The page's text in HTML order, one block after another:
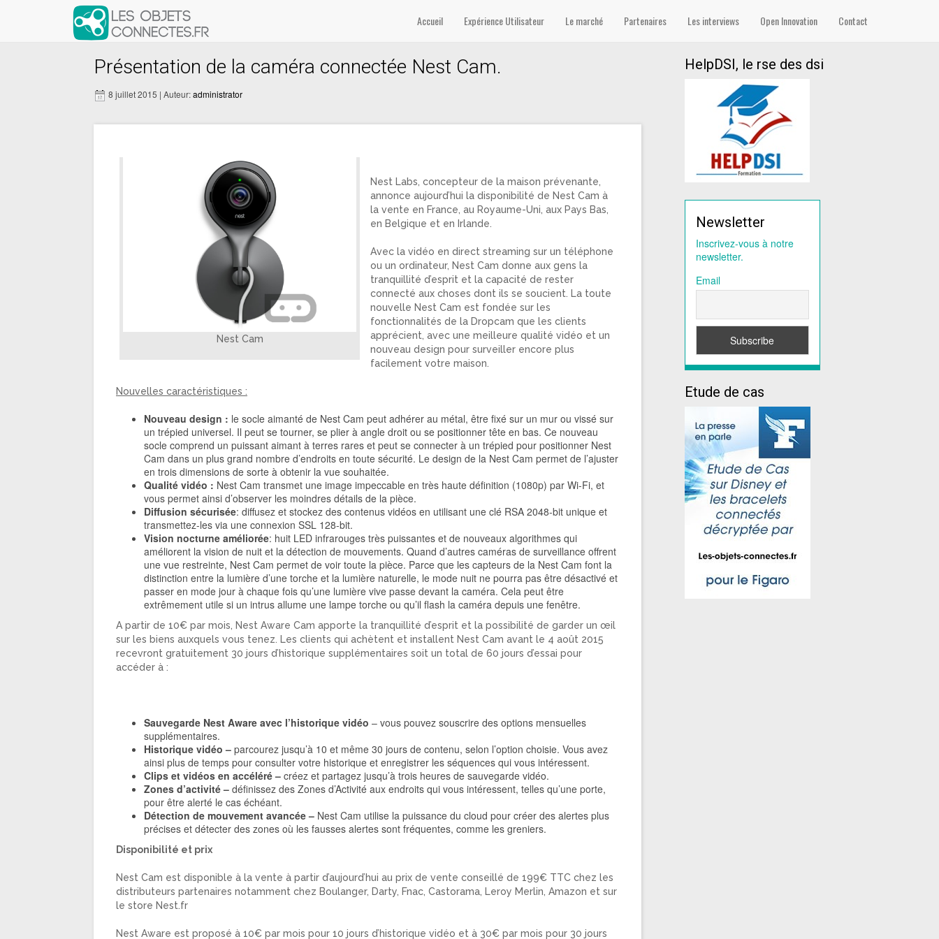
Accueil Expérience Utilisateur Le marché Partenaires Les interviews Open Innovation Contact
Présentation de la caméra connectée Nest Cam.
8 juillet 2015 | Auteur:administrator
Nest Cam
Nest Labs, concepteur de la maison prévenante,
annonce aujourd’hui la disponibilité de Nest Cam à
la vente en France, au Royaume-Uni, aux Pays Bas,
en Belgique et en Irlande.
Avec la vidéo en direct streaming sur un téléphone
ou un ordinateur, Nest Cam donne aux gens la
tranquillité d’esprit et la capacité de rester
connecté aux choses dont ils se soucient. La toute
nouvelle Nest Cam est fondée sur les
fonctionnalités de la Dropcam que les clients
apprécient, avec une meilleure qualité vidéo et un
nouveau design pour surveiller encore plus
facilement votre maison.
Nouvelles caractéristiques :
Nouveau design : le socle aimanté de Nest Cam peut adhérer au métal, être fixé sur un mur ou vissé sur
un trépied universel. Il peut se tourner, se plier à angle droit ou se positionner tête en bas. Ce nouveau
socle comprend un puissant aimant à terres rares et peut se connecter à un trépied pour positionner Nest
Cam dans un plus grand nombre d’endroits en toute sécurité. Le design de la Nest Cam permet de l’ajuster
en trois dimensions de sorte à obtenir la vue souhaitée.
Qualité vidéo : Nest Cam transmet une image impeccable en très haute définition (1080p) par Wi-Fi, et
vous permet ainsi d’observer les moindres détails de la pièce.
Diffusion sécurisée: diffusez et stockez des contenus vidéos en utilisant une clé RSA 2048-bit unique et
transmettez-les via une connexion SSL 128-bit.
Vision nocturne améliorée: huit LED infrarouges très puissantes et de nouveaux algorithmes qui
améliorent la vision de nuit et la détection de mouvements. Quand d’autres caméras de surveillance offrent
une vue restreinte, Nest Cam permet de voir toute la pièce. Parce que les capteurs de la Nest Cam font la
distinction entre la lumière d’une torche et la lumière naturelle, le mode nuit ne pourra pas être désactivé et
passer en mode jour à chaque fois qu’une lumière vive passe devant la caméra. Cela peut être
extrêmement utile si un intrus allume une lampe torche ou qu’il flash la caméra depuis une fenêtre.
A partir de 10€ par mois, Nest Aware Cam apporte la tranquillité d’esprit et la possibilité de garder un œil
sur les biens auxquels vous tenez. Les clients qui achètent et installent Nest Cam avant le 4 août 2015
recevront gratuitement 30 jours d’historique supplémentaires soit un total de 60 jours d’essai pour
accéder à :
Sauvegarde Nest Aware avec l’historique vidéo – vous pouvez souscrire des options mensuelles
supplémentaires.
Historique vidéo – parcourez jusqu’à 10 et même 30 jours de contenu, selon l’option choisie. Vous avez
ainsi plus de temps pour consulter votre historique et enregistrer les séquences qui vous intéressent.
Clips et vidéos en accéléré – créez et partagez jusqu’à trois heures de sauvegarde vidéo.
Zones d’activité – définissez des Zones d’Activité aux endroits qui vous intéressent, telles qu’une porte,
pour être alerté le cas échéant.
Détection de mouvement avancée – Nest Cam utilise la puissance du cloud pour créer des alertes plus
précises et détecter des zones où les fausses alertes sont fréquentes, comme les greniers.
Disponibilité et prix
Nest Cam est disponible à la vente à partir d’aujourd’hui au prix de vente conseillé de 199€ TTC chez les
distributeurs partenaires notamment chez Boulanger, Darty, Fnac, Castorama, Leroy Merlin, Amazon et sur
le store Nest.fr
Nest Aware est proposé à 10€ par mois pour 10 jours d’historique vidéo et à 30€ par mois pour 30 jours
HelpDSI, le rse des dsi
Newsletter
Inscrivez-vous à notre
newsletter.
Email
Etude de cas